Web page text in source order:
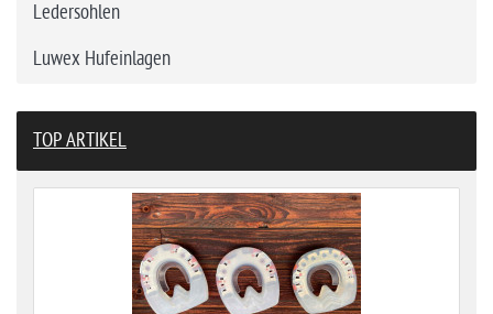
Ledersohlen
Luwex Hufeinlagen
TOP ARTIKEL